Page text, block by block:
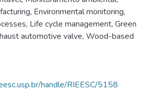
, Environmental monitoring,
, Life cycle management, Green
automotive valve, Wood-based
handle/RIEESC/5158